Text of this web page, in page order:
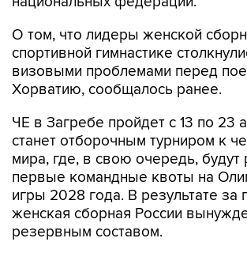
квалификационного отбора".
в сообщении, решение ставит
равные условия участия в
соревнованиях для спортсменов
национальных федераций.
О том, что лидеры женской
спортивной гимнастике
визовыми проблемами перед
Хорватию, сообщалось ранее.
ЧЕ в Загребе пройдет с 13 по 23
станет отборочным турниром к
мира, где, в свою очередь, будут